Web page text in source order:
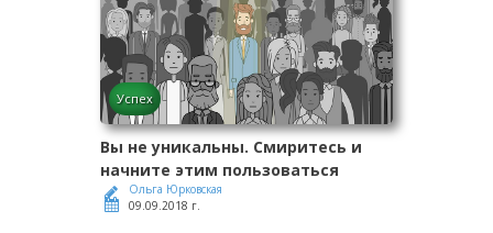
Успех
Вы не уникальны. Смиритесь и
начните этим пользоваться
Ольга Юрковская
09.09.2018 г.